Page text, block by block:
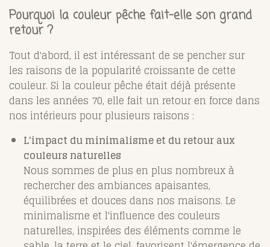
Pourquoi la couleur pêche fait-elle son grand
retour ?
Tout d'abord, il est intéressant de se pencher sur
les raisons de la popularité croissante de cette
couleur. Si la couleur pêche était déjà présente
dans les années 70, elle fait un retour en force dans
nos intérieurs pour plusieurs raisons :
L'impact du minimalisme et du retour aux
couleurs naturelles
Nous sommes de plus en plus nombreux à
rechercher des ambiances apaisantes,
équilibrées et douces dans nos maisons. Le
minimalisme et l'influence des couleurs
naturelles, inspirées des éléments comme le